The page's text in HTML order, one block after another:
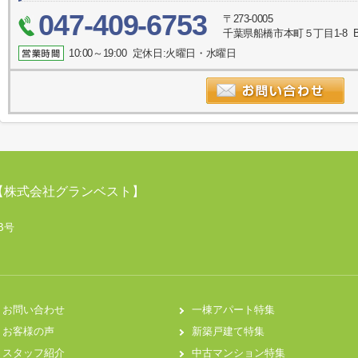
047-409-6753
〒273-0005
千葉県船橋市本町５丁目1-8
10:00～19:00 定休日:火曜日・水曜日
式会社グランベスト】
号
お問い合わせ
お客様の声
スタッフ紹介
一棟アパート特集
新築戸建て特集
中古マンション特集